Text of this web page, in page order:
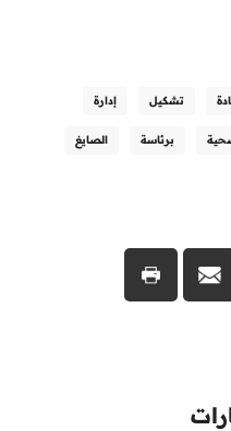
تشكيل إدارة
برئاسة الصايغ